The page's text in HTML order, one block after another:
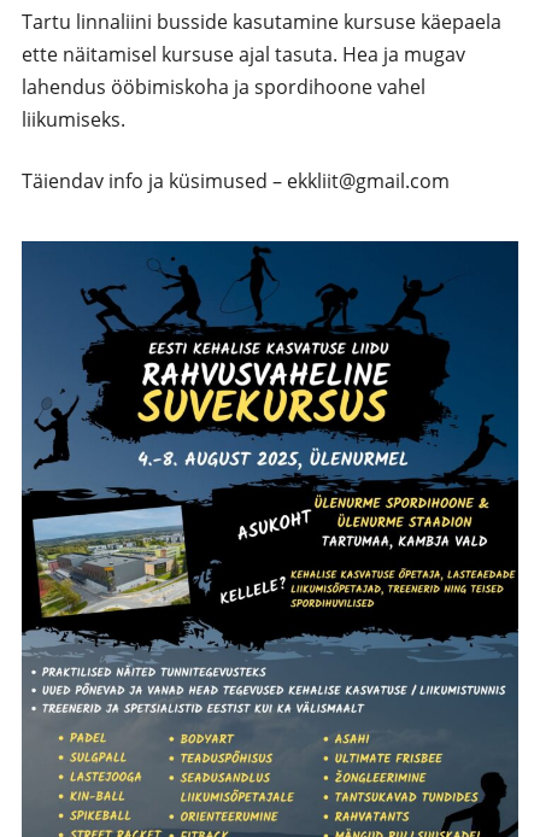
Tartu linnaliini busside kasutamine kursuse käepaela
ette näitamisel kursuse ajal tasuta. Hea ja mugav
lahendus ööbimiskoha ja spordihoone vahel
liikumiseks.
Täiendav info ja küsimused – ekkliit@gmail.com